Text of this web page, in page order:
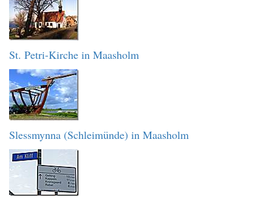
St. Petri-Kirche in Maasholm
Slessmynna (Schleimünde) in Maasholm